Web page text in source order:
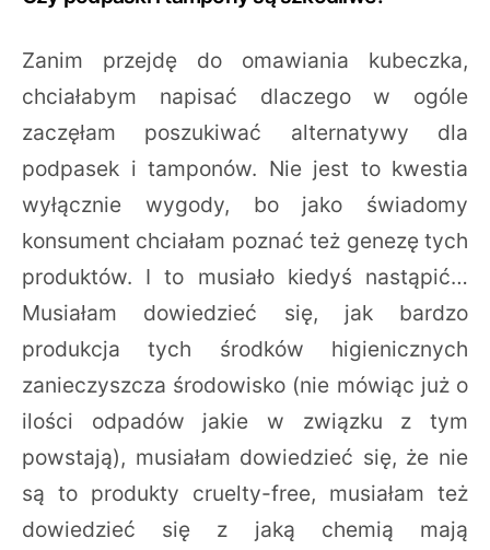
Zanim przejdę do omawiania kubeczka,
chciałabym napisać dlaczego w ogóle
zaczęłam poszukiwać alternatywy dla
podpasek i tamponów. Nie jest to kwestia
wyłącznie wygody, bo jako świadomy
konsument chciałam poznać też genezę tych
produktów. I to musiało kiedyś nastąpić…
Musiałam dowiedzieć się, jak bardzo
produkcja tych środków higienicznych
zanieczyszcza środowisko (nie mówiąc już o
ilości odpadów jakie w związku z tym
powstają), musiałam dowiedzieć się, że nie
są to produkty cruelty-free, musiałam też
dowiedzieć się z jaką chemią mają